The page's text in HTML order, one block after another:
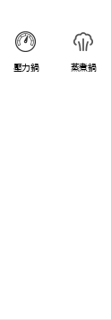
壓力鍋 蒸煮鍋